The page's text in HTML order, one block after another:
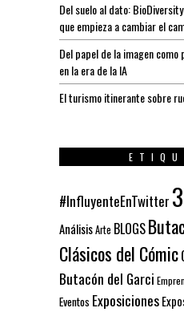
Del suelo al dato:
que empieza a cambiar el
Del papel de la imagen
en la era de la IA
El turismo itinerante sobre
#InfluyenteEnTwitter
AnálisisArte BLOGS
Clásicos del Cómic
Butacón del Garci
Eventos Exposiciones